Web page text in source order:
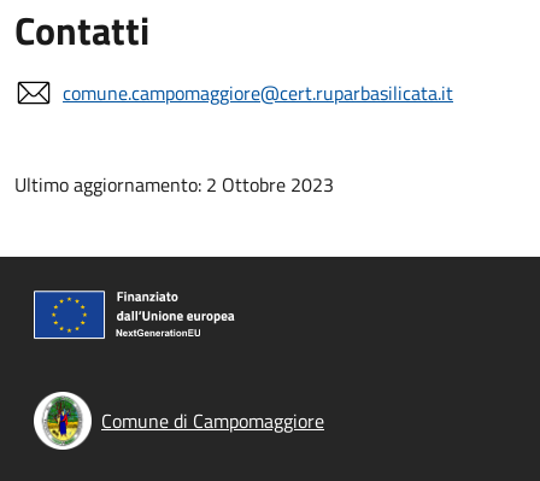
Contatti
comune.campomaggiore@cert.ruparbasilicata.it
Ultimo aggiornamento: 2 Ottobre 2023
Comune di Campomaggiore